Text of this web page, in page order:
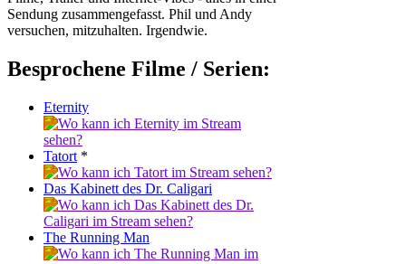
Sendung zusammengefasst. Phil und Andy
versuchen, mitzuhalten. Irgendwie.
Besprochene Filme / Serien:
Eternity
Tatort *
Das Kabinett des Dr. Caligari
The Running Man